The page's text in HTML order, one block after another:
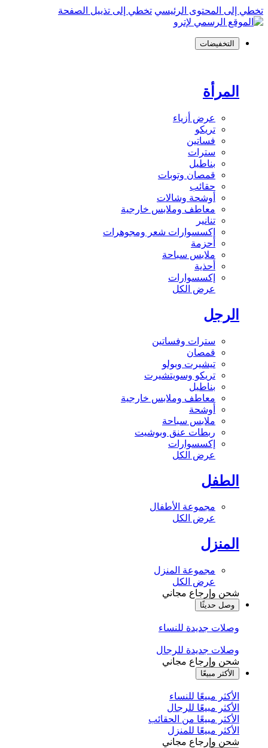
تخطي إلى المحتوى الرئيسي تخطي إلى تذييل الصفحة
التخفيضات
المرأة
عرض أزياء
تريكو
فساتين
سترات
بناطيل
قمصان وتوبات
حقائب
أوشحة وشالات
معاطف وملابس خارجية
تنانير
إكسسوارات شعر ومجوهرات
أحزمة
ملابس سباحة
أحذية
إكسسوارات
عرض الكل
الرجل
سترات وفساتين
قمصان
تيشيرت وبولو
تريكو وسويتشيرت
بناطيل
معاطف وملابس خارجية
أوشحة
ملابس سباحة
ربطات عنق وبوشيت
إكسسوارات
عرض الكل
الطفل
مجموعة الأطفال
عرض الكل
المنزل
مجموعة المنزل
عرض الكل
شحن وإرجاع مجاني
وصل حديثًا
وصلات جديدة للنساء
وصلات جديدة للرجال
شحن وإرجاع مجاني
الأكثر مبيعًا
الأكثر مبيعًا للنساء
الأكثر مبيعًا للرجال
الأكثر مبيعًا من الحقائب
الأكثر مبيعًا للمنزل
شحن وإرجاع مجاني